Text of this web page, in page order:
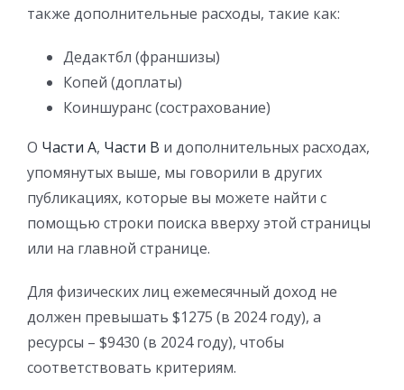
также дополнительные расходы, такие как:
Дедактбл (франшизы)
Копей (доплаты)
Коиншуранс (сострахование)
О Части А, Части В и дополнительных расходах,
упомянутых выше, мы говорили в других
публикациях, которые вы можете найти с
помощью строки поиска вверху этой страницы
или на главной странице.
Для физических лиц ежемесячный доход не
должен превышать $1275 (в 2024 году), а
ресурсы – $9430 (в 2024 году), чтобы
соответствовать критериям.